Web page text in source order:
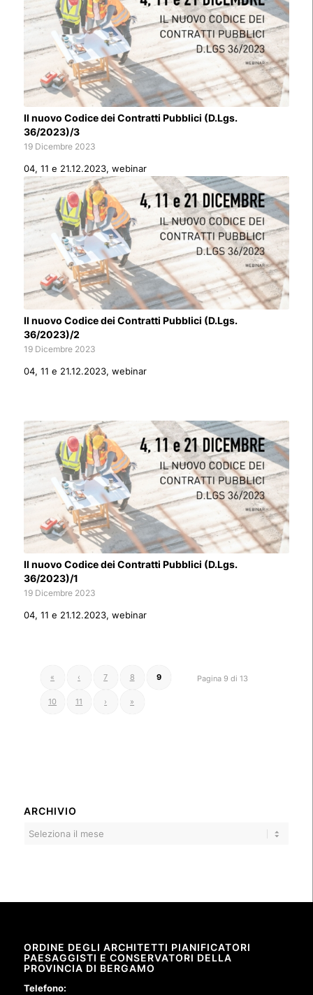
Il nuovo Codice dei Contratti Pubblici (D.Lgs.
36/2023)/3
19 Dicembre 2023
04, 11 e 21.12.2023, webinar
Il nuovo Codice dei Contratti Pubblici (D.Lgs.
36/2023)/2
19 Dicembre 2023
04, 11 e 21.12.2023, webinar
Il nuovo Codice dei Contratti Pubblici (D.Lgs.
36/2023)/1
19 Dicembre 2023
04, 11 e 21.12.2023, webinar
Pagina 9 di 13
« ‹ 7 8 9
10 11 › »
ARCHIVIO
ORDINE DEGLI ARCHITETTI PIANIFICATORI
PAESAGGISTI E CONSERVATORI DELLA
PROVINCIA DI BERGAMO
Telefono: